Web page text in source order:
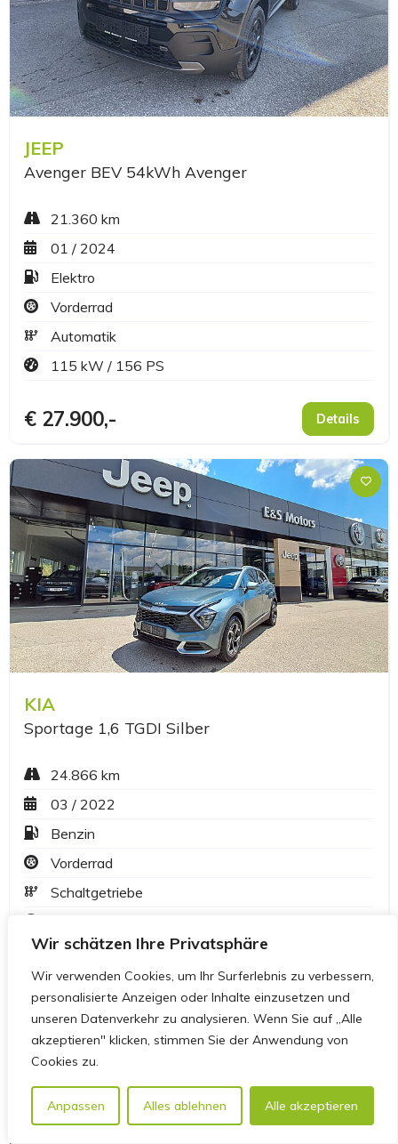
Wir schätzen Ihre Privatsphäre
Wir verwenden Cookies, um Ihr Surferlebnis zu verbessern,
personalisierte Anzeigen oder Inhalte einzusetzen und
unseren Datenverkehr zu analysieren. Wenn Sie auf „Alle
akzeptieren" klicken, stimmen Sie der Anwendung von
Cookies zu.
Anpassen Alles ablehnen Alle akzeptieren